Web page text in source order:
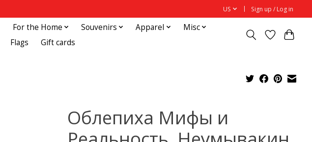
US Sign up / Log in
For the Home Souvenirs Apparel
Misc
Flags Gift cards
Облепиха Мифы и